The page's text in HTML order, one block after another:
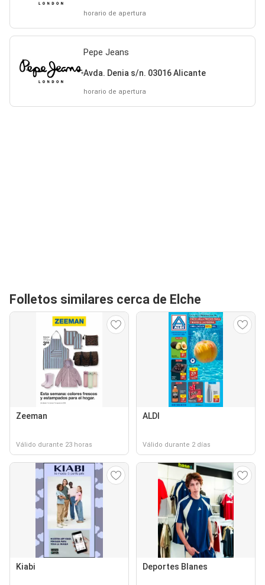
horario de apertura
Pepe Jeans
Avda. Denia s/n. 03016 Alicante
horario de apertura
Folletos similares cerca de Elche
Zeeman
Válido durante 23 horas
ALDI
Válido durante 2 días
Kiabi Deportes Blanes